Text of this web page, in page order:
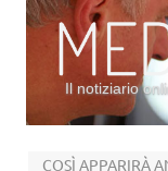
Il notiziario